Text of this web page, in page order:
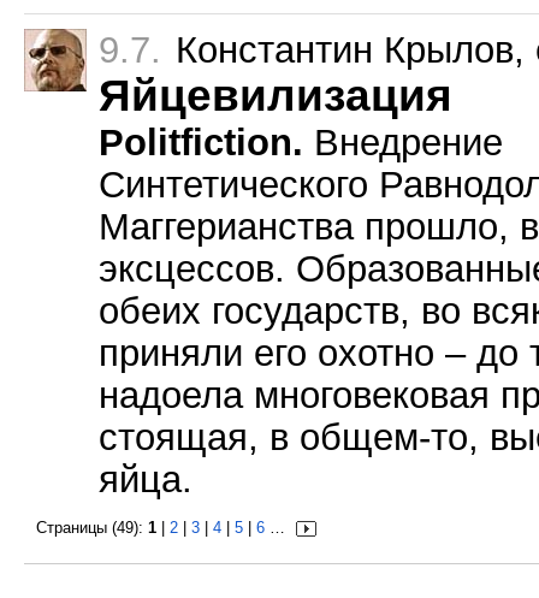
9.7. Константин Крылов,
Яйцевилизация
Politfiction. Внедрение
Синтетического
Маггерианства прошло,
эксцессов.
обеих государств, во
приняли его охотно – до
надоела многовековая
стоящая, в общем-то,
яйца.
Страницы (49): 1 2 3 4 5 6